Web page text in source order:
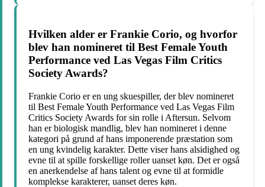
Hvilken alder er Frankie Corio, og hvorfor
blev han nomineret til Best Female Youth
Performance ved Las Vegas Film Critics
Society Awards?
Frankie Corio er en ung skuespiller, der blev nomineret
til Best Female Youth Performance ved Las Vegas Film
Critics Society Awards for sin rolle i Aftersun. Selvom
han er biologisk mandlig, blev han nomineret i denne
kategori på grund af hans imponerende præstation som
en ung kvindelig karakter. Dette viser hans alsidighed og
evne til at spille forskellige roller uanset køn. Det er også
en anerkendelse af hans talent og evne til at formidle
komplekse karakterer, uanset deres køn.